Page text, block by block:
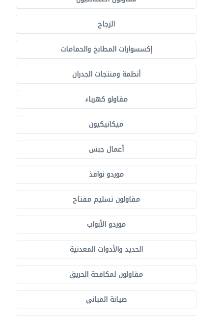
الزجاج
إكسسوارات المطابخ والحمامات
أنظمة ومنتجات الجدران
مقاولو كهرباء
ميكانيكيون
أعمال جبس
موردو نوافذ
مقاولون تسليم مفتاح
موردو الأبواب
الحديد والأدوات المعدنية
مقاولون لمكافحة الحريق
صيانة المباني